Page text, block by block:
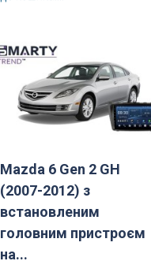
Mazda 6 Gen 2 GH
(2007-2012) з
встановленим
головним пристроєм
на...